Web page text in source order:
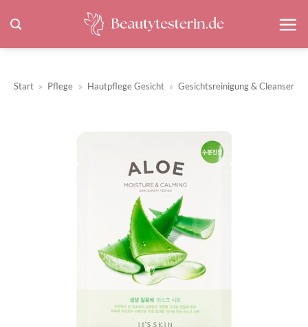
Inhalt
springen
Start » Pflege » Hautpflege Gesicht » Gesichtsreinigung & Cleanser